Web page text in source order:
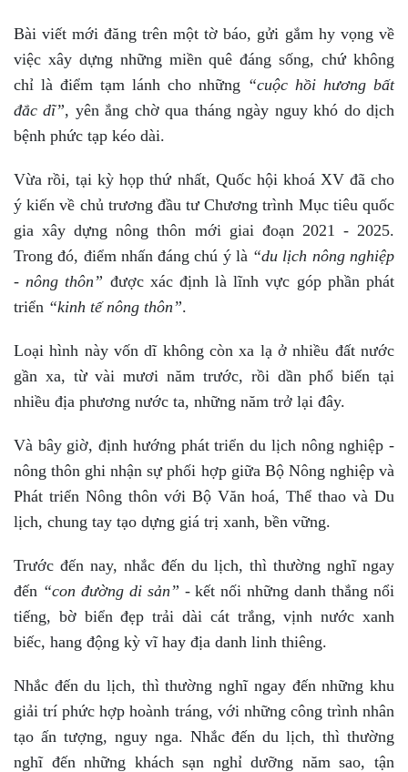
Bài viết mới đăng trên một tờ báo, gửi gắm hy vọng về
việc xây dựng những miền quê đáng sống, chứ không
chỉ là điểm tạm lánh cho những “cuộc hồi hương bất
đắc dĩ”, yên ắng chờ qua tháng ngày nguy khó do dịch
bệnh phức tạp kéo dài.
Vừa rồi, tại kỳ họp thứ nhất, Quốc hội khoá XV đã cho
ý kiến về chủ trương đầu tư Chương trình Mục tiêu quốc
gia xây dựng nông thôn mới giai đoạn 2021 - 2025.
Trong đó, điểm nhấn đáng chú ý là “du lịch nông nghiệp
- nông thôn” được xác định là lĩnh vực góp phần phát
triển “kinh tế nông thôn”.
Loại hình này vốn dĩ không còn xa lạ ở nhiều đất nước
gần xa, từ vài mươi năm trước, rồi dần phổ biến tại
nhiều địa phương nước ta, những năm trở lại đây.
Và bây giờ, định hướng phát triển du lịch nông nghiệp -
nông thôn ghi nhận sự phối hợp giữa Bộ Nông nghiệp và
Phát triển Nông thôn với Bộ Văn hoá, Thể thao và Du
lịch, chung tay tạo dựng giá trị xanh, bền vững.
Trước đến nay, nhắc đến du lịch, thì thường nghĩ ngay
đến “con đường di sản” - kết nối những danh thắng nổi
tiếng, bờ biển đẹp trải dài cát trắng, vịnh nước xanh
biếc, hang động kỳ vĩ hay địa danh linh thiêng.
Nhắc đến du lịch, thì thường nghĩ ngay đến những khu
giải trí phức hợp hoành tráng, với những công trình nhân
tạo ấn tượng, nguy nga. Nhắc đến du lịch, thì thường
nghĩ đến những khách sạn nghỉ dưỡng năm sao, tận